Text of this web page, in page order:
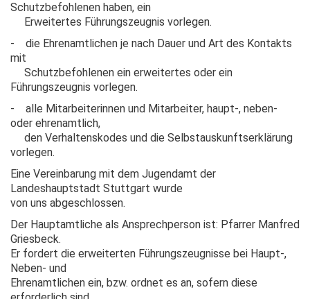
Schutzbefohlenen haben, ein
Erweitertes Führungszeugnis vorlegen.
- die Ehrenamtlichen je nach Dauer und Art des Kontakts
mit
Schutzbefohlenen ein erweitertes oder ein
Führungszeugnis vorlegen.
- alle Mitarbeiterinnen und Mitarbeiter, haupt-, neben-
oder ehrenamtlich,
den Verhaltenskodes und die Selbstauskunftserklärung
vorlegen.
Eine Vereinbarung mit dem Jugendamt der
Landeshauptstadt Stuttgart wurde
von uns abgeschlossen.
Der Hauptamtliche als Ansprechperson ist: Pfarrer Manfred
Griesbeck.
Er fordert die erweiterten Führungszeugnisse bei Haupt-,
Neben- und
Ehrenamtlichen ein, bzw. ordnet es an, sofern diese